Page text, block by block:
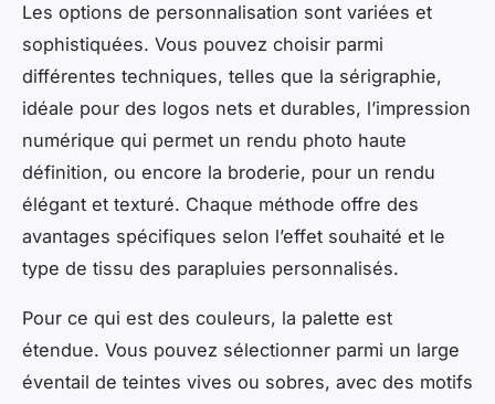
Les options de personnalisation sont variées et
sophistiquées. Vous pouvez choisir parmi
différentes techniques, telles que la sérigraphie,
idéale pour des logos nets et durables, l’impression
numérique qui permet un rendu photo haute
définition, ou encore la broderie, pour un rendu
élégant et texturé. Chaque méthode offre des
avantages spécifiques selon l’effet souhaité et le
type de tissu des parapluies personnalisés.
Pour ce qui est des couleurs, la palette est
étendue. Vous pouvez sélectionner parmi un large
éventail de teintes vives ou sobres, avec des motifs